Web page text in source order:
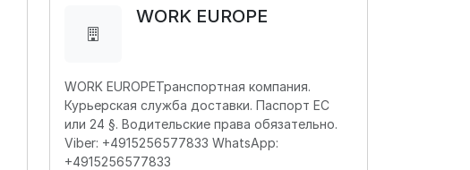
WORK EUROPE
WORK EUROPEТранспортная компания.
Курьерская служба доставки. Паспорт ЕС
или 24 §. Водительские права обязательно.
Viber: +4915256577833 WhatsApp:
+4915256577833